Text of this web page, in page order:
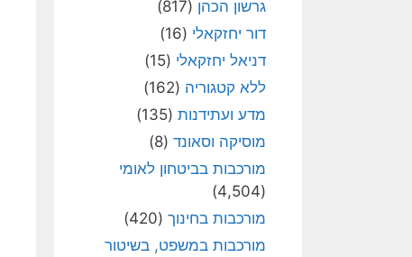
גרשון הכהן (817)
דור יחזקאלי (16)
דניאל יחזקאלי (15)
ללא קטגוריה (162)
מדע ועתידנות (135)
מוסיקה וסאונד (8)
מורכבות בביטחון לאומי
(4,504)
מורכבות בחינוך (420)
מורכבות במשפט, בשיטור